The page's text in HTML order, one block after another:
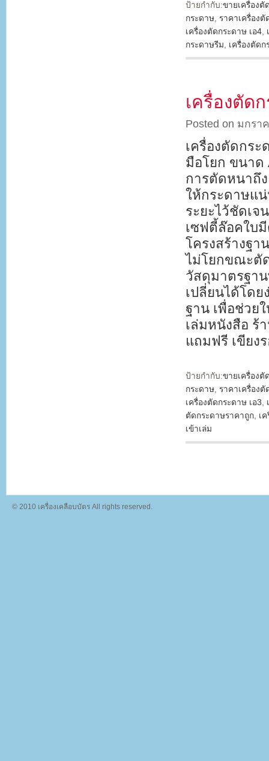
ป้ายกำกับ:ขายเครื่องตั
กระดาษ, ราคาเครื่อง
เครื่องตัดกระดาษ เอ4,
กระดาษรีม, เครื่องตัด
เครื่องตัด
Posted on มกรา
เครื่องตัดกระ
มือโยก ขนาด
การตัดหนาถึ
ให้กระดาษแ
ระยะไว้ชัดเ
เซฟตี้ล๊อคใบ
โครงสร้างฐา
ไม่โยกขณะตั
วัสดุมาตรฐา
เปลี่ยนได้โด
ฐาน เพื่อช่วย
เล่มหนังสือ ร้
แถมฟรี เขียง
ป้ายกำกับ:ขายเครื่องตั
กระดาษ, ราคาเครื่อง
เครื่องตัดกระดาษ เอ3,
ตัดกระดาษราคาถูก, เ
เข้าเล่ม
© 2010 เครื่องเคลือบบัตร All rights reserved.